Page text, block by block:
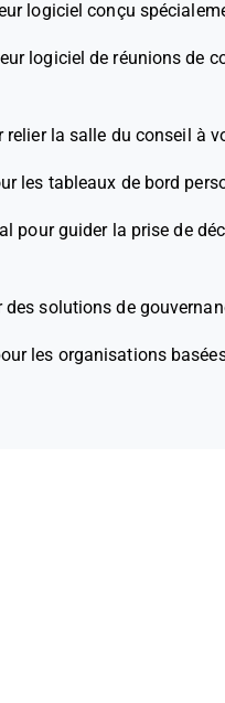
logiciel conçu
logiciel de réunions de
relier la salle du conseil à
les tableaux de bord
pour guider la prise de
des solutions de
les organisations